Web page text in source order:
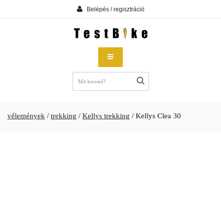
Belépés / regisztráció
vélemények / trekking / Kellys trekking / Kellys Clea 30